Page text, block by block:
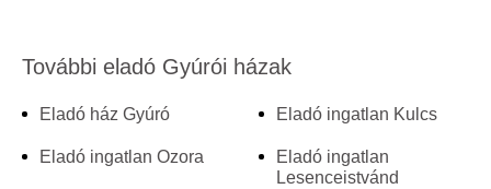
További eladó Gyúrói házak
Eladó ház Gyúró
Eladó ingatlan Ozora
Eladó ingatlan Kulcs
Eladó ingatlan
Lesenceistvánd